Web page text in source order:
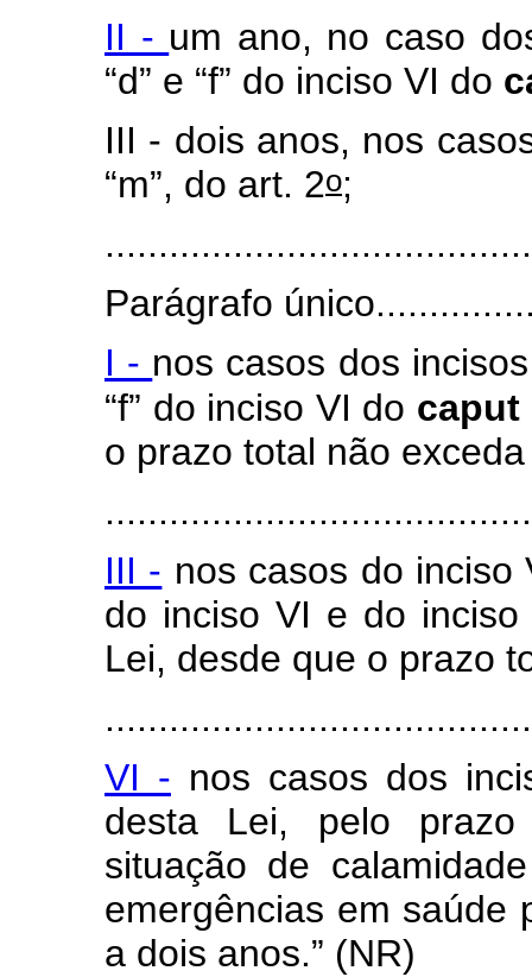
II - um ano, no caso
“d” e “f” do inciso VI do
III - dois anos, nos
“m”, do art. 2o;
Parágrafo
I - nos casos dos
“f” do inciso VI do caput
o prazo total não
III - nos casos do inciso
do inciso VI e do
Lei, desde que o prazo
VI - nos casos dos
desta Lei, pelo
situação de
emergências em saúde
a dois anos.” (NR)